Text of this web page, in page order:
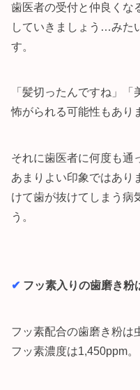
歯医者の受付と仲良くな
していきましょう…みた
す。
「髪切ったんですね」
怖がられる可能性もあり
それに歯医者に何度も通
あまりよい印象ではあり
けて歯が抜けてしまう病
う。
✔︎ フッ素入りの歯磨き粉
フッ素配合の歯磨き粉は
フッ素濃度は1,450ppm。